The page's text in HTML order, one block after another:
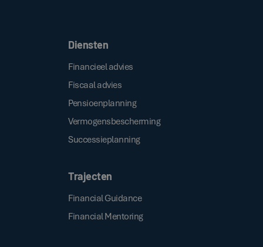
Diensten
Financieel advies
Fiscaal advies
Pensioenplanning
Vermogensbescherming
Successieplanning
Trajecten
Financial Guidance
Financial Mentoring